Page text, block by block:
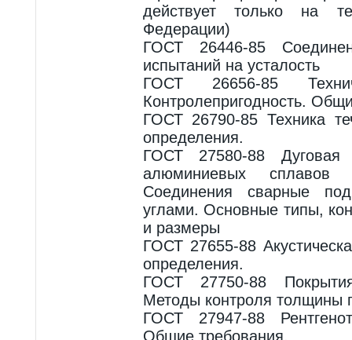
действует только на
Федерации)
ГОСТ 26446-85
испытаний на усталость
ГОСТ 26656-85
Контролепригодность.
ГОСТ 26790-85 Техника
определения.
ГОСТ 27580-88
алюминиевых
Соединения сварные
углами. Основные типы,
и размеры
ГОСТ 27655-88
определения.
ГОСТ 27750-88
Методы контроля толщины
ГОСТ 27947-88
Общие требования.